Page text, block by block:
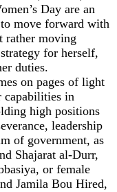
Day are an
to move forward with
rather moving
for herself,
duties.
on pages of light
capabilities in
high positions
leadership
of government, as
Shajarat al-Durr,
or female
Jamila Bou Hired,